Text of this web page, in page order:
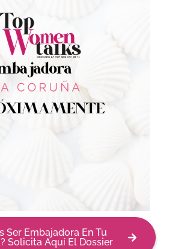
Ser Embajadora En Tu
Solicita Aquí El Dossier